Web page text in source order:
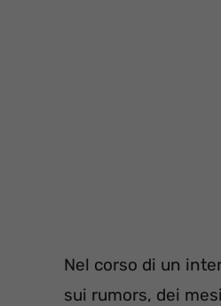
Nel corso di un
sui rumors, dei